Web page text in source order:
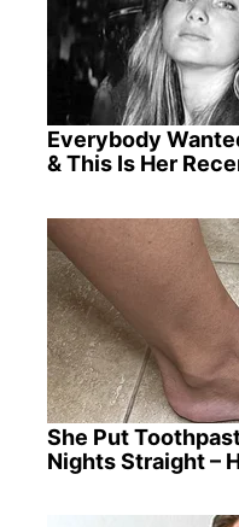
Everybody
& This Is Her
She Put
Nights Straight –